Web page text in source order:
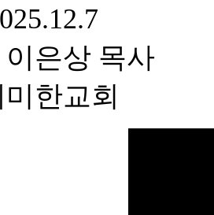
은상 목사
한교회